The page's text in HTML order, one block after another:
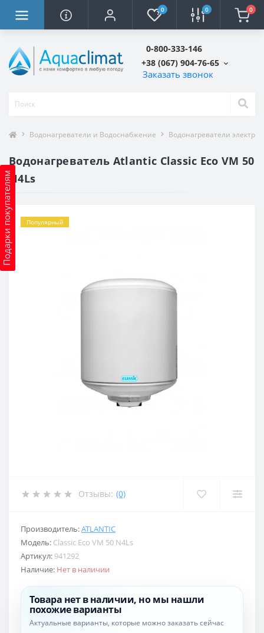
0 0 0
0-800-333-146
+38 (067) 904-76-65
Заказать звонок
Подарки покупателям
Водонагреватели и Водоснабжение Водонагреватели
Водонагреватель Atlantic Classic Eco VM 50
N4Ls
Популярный
Отзывы: (0)
Производитель:ATLANTIC
Модель: Classic Eco VM 50 N4Ls
Артикул: 941292
Наличие: Нет в наличии
Товара нет в наличии, но мы нашли
похожие варианты
Актуальные варианты, которые можно заказать сейчас